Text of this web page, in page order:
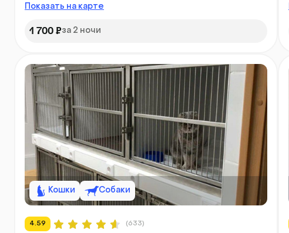
Показать на карте
1 700 ₽за 2 ночи
Кошки Собаки
4.59 (633)